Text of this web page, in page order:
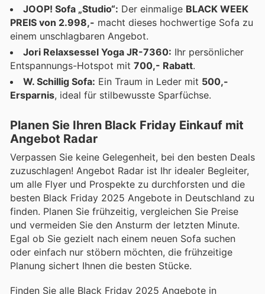
JOOP! Sofa „Studio“: Der einmalige BLACK WEEK
PREIS von 2.998,- macht dieses hochwertige Sofa zu
einem unschlagbaren Angebot.
Jori Relaxsessel Yoga JR-7360: Ihr persönlicher
Entspannungs-Hotspot mit 700,- Rabatt.
W. Schillig Sofa: Ein Traum in Leder mit 500,-
Ersparnis, ideal für stilbewusste Sparfüchse.
Planen Sie Ihren Black Friday Einkauf mit
Angebot Radar
Verpassen Sie keine Gelegenheit, bei den besten Deals
zuzuschlagen! Angebot Radar ist Ihr idealer Begleiter,
um alle Flyer und Prospekte zu durchforsten und die
besten Black Friday 2025 Angebote in Deutschland zu
finden. Planen Sie frühzeitig, vergleichen Sie Preise
und vermeiden Sie den Ansturm der letzten Minute.
Egal ob Sie gezielt nach einem neuen Sofa suchen
oder einfach nur stöbern möchten, die frühzeitige
Planung sichert Ihnen die besten Stücke.
Finden Sie alle Black Friday 2025 Angebote in